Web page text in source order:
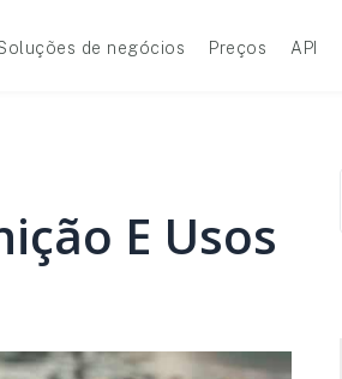
de negócios Preços API
E Usos